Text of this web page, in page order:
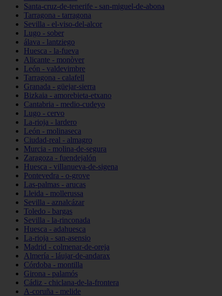
Santa-cruz-de-tenerife - san-miguel-de-abona
Tarragona - tarragona
Sevilla - el-viso-del-alcor
Lugo - sober
álava - lantziego
Huesca - la-fueva
Alicante - monòver
León - valdevimbre
Tarragona - calafell
Granada - güejar-sierra
Bizkaia - amorebieta-etxano
Cantabria - medio-cudeyo
Lugo - cervo
La-rioja - lardero
León - molinaseca
Ciudad-real - almagro
Murcia - molina-de-segura
Zaragoza - fuendejalón
Huesca - villanueva-de-sigena
Pontevedra - o-grove
Las-palmas - arucas
Lleida - mollerussa
Sevilla - aznalcázar
Toledo - bargas
Sevilla - la-rinconada
Huesca - adahuesca
La-rioja - san-asensio
Madrid - colmenar-de-oreja
Almería - láujar-de-andarax
Córdoba - montilla
Girona - palamós
Cádiz - chiclana-de-la-frontera
A-coruña - melide